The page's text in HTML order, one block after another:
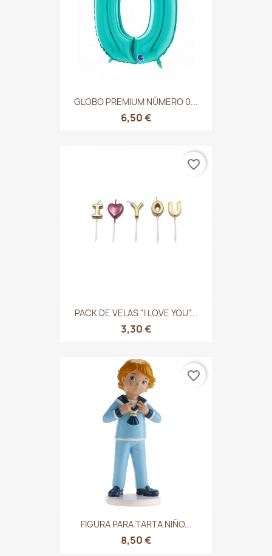
GLOBO PREMIUM NÚMERO 0...
6,50 €
PACK DE VELAS "I LOVE YOU"...
3,30 €
favorite_border
FIGURA PARA TARTA NIÑO...
8,50 €
favorite_border